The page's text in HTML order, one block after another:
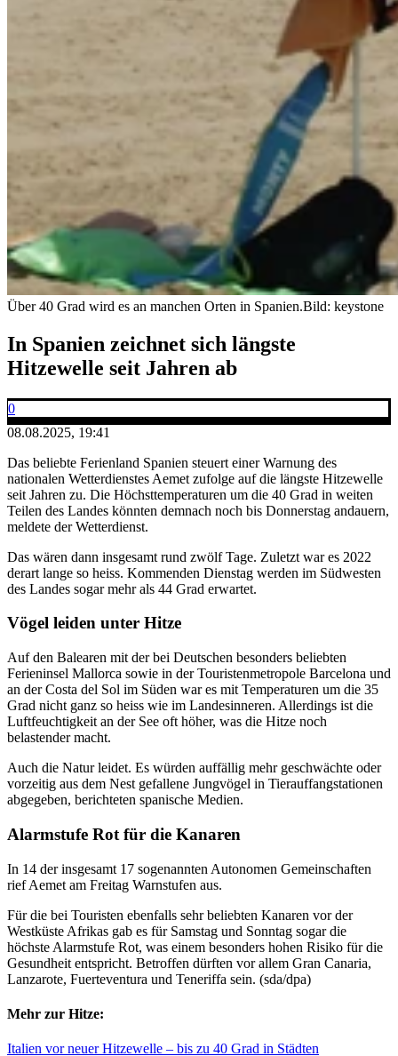
Über 40 Grad wird es an manchen Orten in Spanien.Bild: keystone
In Spanien zeichnet sich längste
Hitzewelle seit Jahren ab
0
08.08.2025, 19:41
Das beliebte Ferienland Spanien steuert einer Warnung des
nationalen Wetterdienstes Aemet zufolge auf die längste Hitzewelle
seit Jahren zu. Die Höchsttemperaturen um die 40 Grad in weiten
Teilen des Landes könnten demnach noch bis Donnerstag andauern,
meldete der Wetterdienst.
Das wären dann insgesamt rund zwölf Tage. Zuletzt war es 2022
derart lange so heiss. Kommenden Dienstag werden im Südwesten
des Landes sogar mehr als 44 Grad erwartet.
Vögel leiden unter Hitze
Auf den Balearen mit der bei Deutschen besonders beliebten
Ferieninsel Mallorca sowie in der Touristenmetropole Barcelona und
an der Costa del Sol im Süden war es mit Temperaturen um die 35
Grad nicht ganz so heiss wie im Landesinneren. Allerdings ist die
Luftfeuchtigkeit an der See oft höher, was die Hitze noch
belastender macht.
Auch die Natur leidet. Es würden auffällig mehr geschwächte oder
vorzeitig aus dem Nest gefallene Jungvögel in Tierauffangstationen
abgegeben, berichteten spanische Medien.
Alarmstufe Rot für die Kanaren
In 14 der insgesamt 17 sogenannten Autonomen Gemeinschaften
rief Aemet am Freitag Warnstufen aus.
Für die bei Touristen ebenfalls sehr beliebten Kanaren vor der
Westküste Afrikas gab es für Samstag und Sonntag sogar die
höchste Alarmstufe Rot, was einem besonders hohen Risiko für die
Gesundheit entspricht. Betroffen dürften vor allem Gran Canaria,
Lanzarote, Fuerteventura und Teneriffa sein. (sda/dpa)
Mehr zur Hitze:
Italien vor neuer Hitzewelle – bis zu 40 Grad in Städten